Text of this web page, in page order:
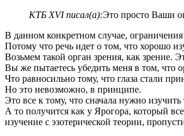
КТБ XVI писал(а):Это просто Ваши
В данном конкретном случае,
Потому что речь идет о том, что хорошо
Возьмем такой орган зрения, как
Вы же пытаетесь убедить меня в том, что
Что равносильно тому, что глаза стали
Но это невозможно, в принципе.
Это все к тому, что сначала нужно
А то получится как у Ярогора, который
изучение с эзотерической теории,